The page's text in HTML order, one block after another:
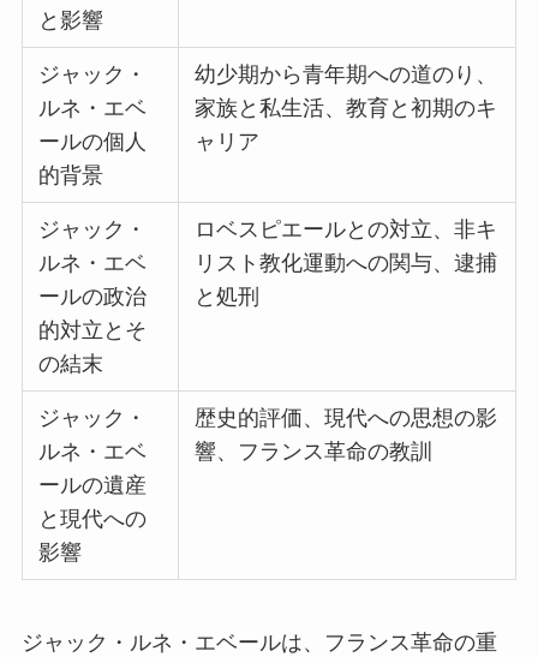
と影響
ジャック・
ルネ・エベ
ールの個人
的背景
幼少期から青年期への道のり、
家族と私生活、教育と初期のキ
ャリア
ジャック・
ルネ・エベ
ールの政治
的対立とそ
の結末
ロベスピエールとの対立、非キ
リスト教化運動への関与、逮捕
と処刑
ジャック・
ルネ・エベ
ールの遺産
と現代への
影響
歴史的評価、現代への思想の影
響、フランス革命の教訓
ジャック・ルネ・エベールは、フランス革命の重